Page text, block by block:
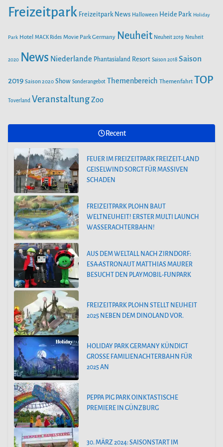
FREIZEITPARK PLOHN BAUT WELTNEUHEIT! ERSTER MULTI
LAUNCH WASSERACHTERBAHN!
ESA-ASTRONAUT MATTHIAS MAURER
BESUCHT DEN PLAYMOBIL-FUNPARK
FREIZEITPARK PLOHN STELLT NEUHEIT
Freizeitpark Freizeitpark News Halloween Heide Park Holiday
Park Hotel MACK Rides Movie Park Germany Neuheit Neuheit 2019 Neuheit
2020 News Niederlande Phantasialand Resort Saison 2018 Saison
2019 Saison 2020 Show Sonderangebot Themenbereich Themenfahrt TOP
Toverland VeranstaltungZoo
Recent
FEUER IM FREIZEITPARK FREIZEIT-LAND
GEISELWIND SORGT FÜR MASSIVEN
SCHADEN
FREIZEITPARK PLOHN BAUT
WELTNEUHEIT! ERSTER MULTI LAUNCH
WASSERACHTERBAHN!
AUS DEM WELTALL NACH ZIRNDORF:
ESA-ASTRONAUT MATTHIAS MAURER
BESUCHT DEN PLAYMOBIL-FUNPARK
FREIZEITPARK PLOHN STELLT NEUHEIT
2025 NEBEN DEM DINOLAND VOR.
HOLIDAY PARK GERMANY KÜNDIGT
GROSSE FAMILIENACHTERBAHN FÜR 2
025 AN
PEPPA PIG PARK OINKTASTISCHE
PREMIERE IN GÜNZBURG
30. MÄRZ 2024: SAISONSTART IM